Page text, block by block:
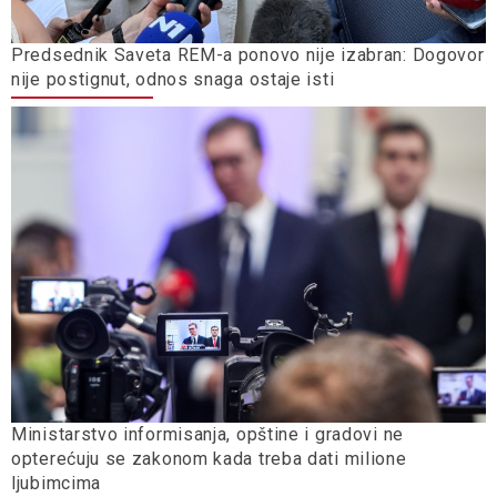
Predsednik Saveta REM-a ponovo nije izabran: Dogovor
nije postignut, odnos snaga ostaje isti
Ministarstvo informisanja, opštine i gradovi ne
opterećuju se zakonom kada treba dati milione
ljubimcima